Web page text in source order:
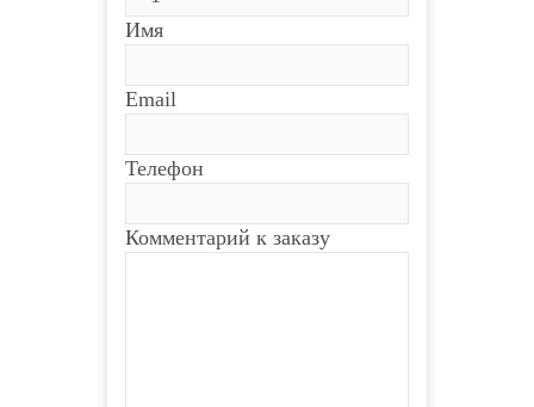
Имя
Email
Телефон
Комментарий к заказу